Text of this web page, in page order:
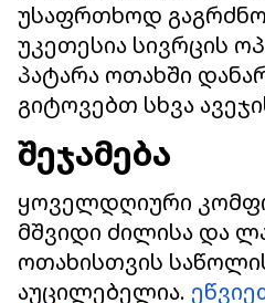
უსაფრთხოდ
უკეთესია სივრცის
პატარა ოთახში
გიტოვებთ სხვა
შეჯამება
ყოველდღიური
მშვიდი ძილისა და
ოთახისთვის
აუცილებელია.